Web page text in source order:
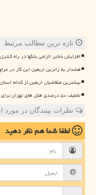
تازه ترین مطالب مرتبط
افزایش ذخایر الزامی بانکها در راه
هشدار به زائرین اربعین این کار در عراق ۲ سال حبس
بیشترین متقاضیان اربعین از کدام
تخفیف ۵۰ درصدی هتل های تهران برای مراسم خاکسپاری امام شهید
نظرات بینندگان در
لطفا شما همنظر دهید